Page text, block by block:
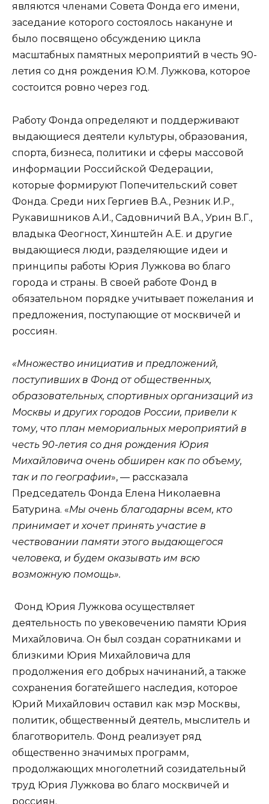
являются членами Совета Фонда его имени,
заседание которого состоялось накануне и
было посвящено обсуждению цикла
масштабных памятных мероприятий в честь 90-
летия со дня рождения Ю.М. Лужкова, которое
состоится ровно через год.
Работу Фонда определяют и поддерживают
выдающиеся деятели культуры, образования,
спорта, бизнеса, политики и сферы массовой
информации Российской Федерации,
которые формируют Попечительский совет
Фонда. Среди них Гергиев В.А., Резник И.Р.,
Рукавишников А.И., Садовничий В.А., Урин В.Г.,
владыка Феогност, Хинштейн А.Е. и другие
выдающиеся люди, разделяющие идеи и
принципы работы Юрия Лужкова во благо
города и страны. В своей работе Фонд в
обязательном порядке учитывает пожелания и
предложения, поступающие от москвичей и
россиян.
«Множество инициатив и предложений,
поступивших в Фонд от общественных,
образовательных, спортивных организаций из
Москвы и других городов России, привели к
тому, что план мемориальных мероприятий в
честь 90-летия со дня рождения Юрия
Михайловича очень обширен как по объему,
так и по географии», — рассказала
Председатель Фонда Елена Николаевна
Батурина. «Мы очень благодарны всем, кто
принимает и хочет принять участие в
чествовании памяти этого выдающегося
человека, и будем оказывать им всю
возможную помощь».
Фонд Юрия Лужкова осуществляет
деятельность по увековечению памяти Юрия
Михайловича. Он был создан соратниками и
близкими Юрия Михайловича для
продолжения его добрых начинаний, а также
сохранения богатейшего наследия, которое
Юрий Михайлович оставил как мэр Москвы,
политик, общественный деятель, мыслитель и
благотворитель. Фонд реализует ряд
общественно значимых программ,
продолжающих многолетний созидательный
труд Юрия Лужкова во благо москвичей и
россиян.